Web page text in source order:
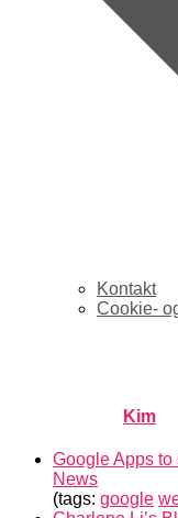
Kontakt
Cookie-
Kim
Google Apps
News
(tags: google